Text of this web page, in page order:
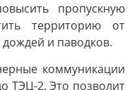
пропускную
территорию от
и паводков.
коммуникации
ТЭЦ-2. Это позволит